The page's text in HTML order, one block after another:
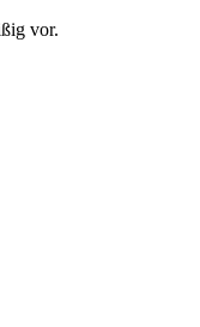
vor.